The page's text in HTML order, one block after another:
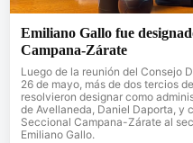
Emiliano Gallo fue
Campana-Zárate
Luego de la reunión del Consejo
26 de mayo, más de dos tercios
resolvieron designar como
de Avellaneda, Daniel Daporta, y
Seccional Campana-Zárate al
Emiliano Gallo.